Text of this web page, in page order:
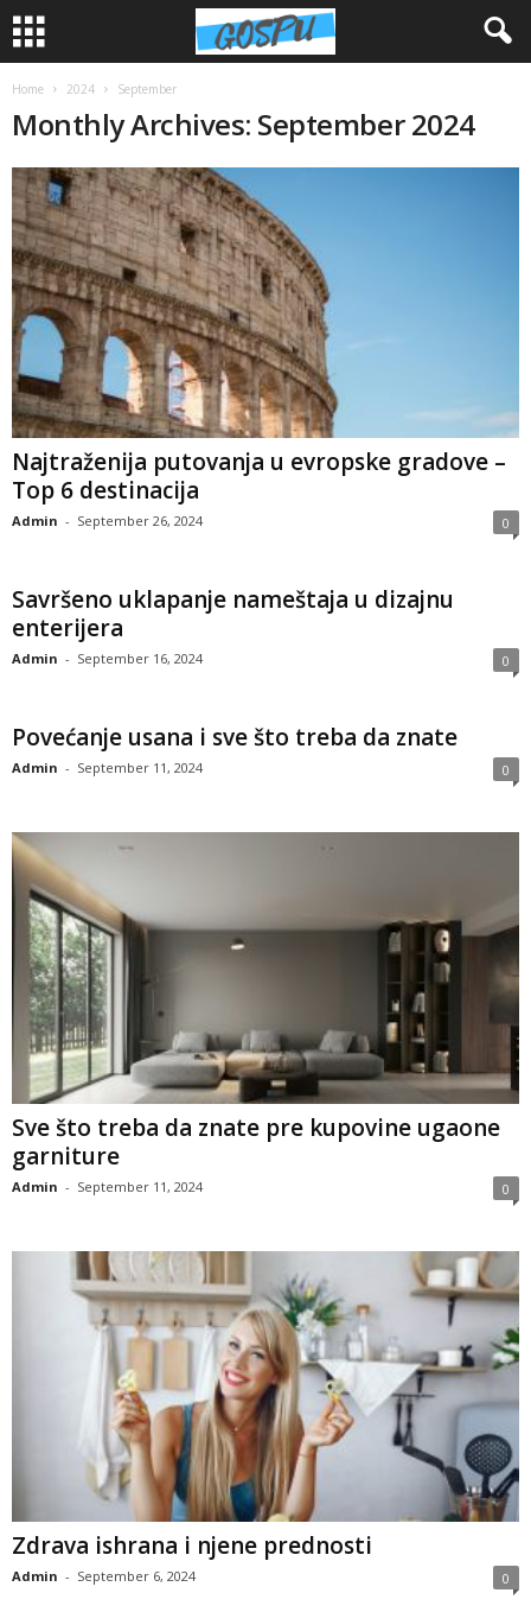
Home 2024 September
Monthly Archives: September 2024
Najtraženija putovanja u evropske gradove –
Top 6 destinacija
Admin - September 26, 2024 0
Savršeno uklapanje nameštaja u dizajnu
enterijera
Admin - September 16, 2024 0
Povećanje usana i sve što treba da znate
Admin - September 11, 2024 0
Sve što treba da znate pre kupovine ugaone
garniture
Admin - September 11, 2024 0
Zdrava ishrana i njene prednosti
Admin - September 6, 2024 0